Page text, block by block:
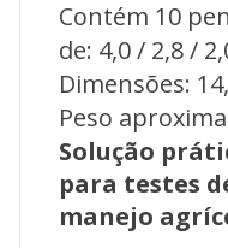
Contém 10
de: 4,0 / 2,8 /
Dimensões:
Peso
Solução
para testes
manejo